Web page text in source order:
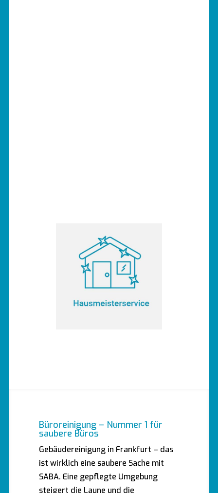
Büroreinigung – Nummer 1 für
saubere Büros
Gebäudereinigung in Frankfurt – das
ist wirklich eine saubere Sache mit
SABA. Eine gepflegte Umgebung
steigert die Laune und die